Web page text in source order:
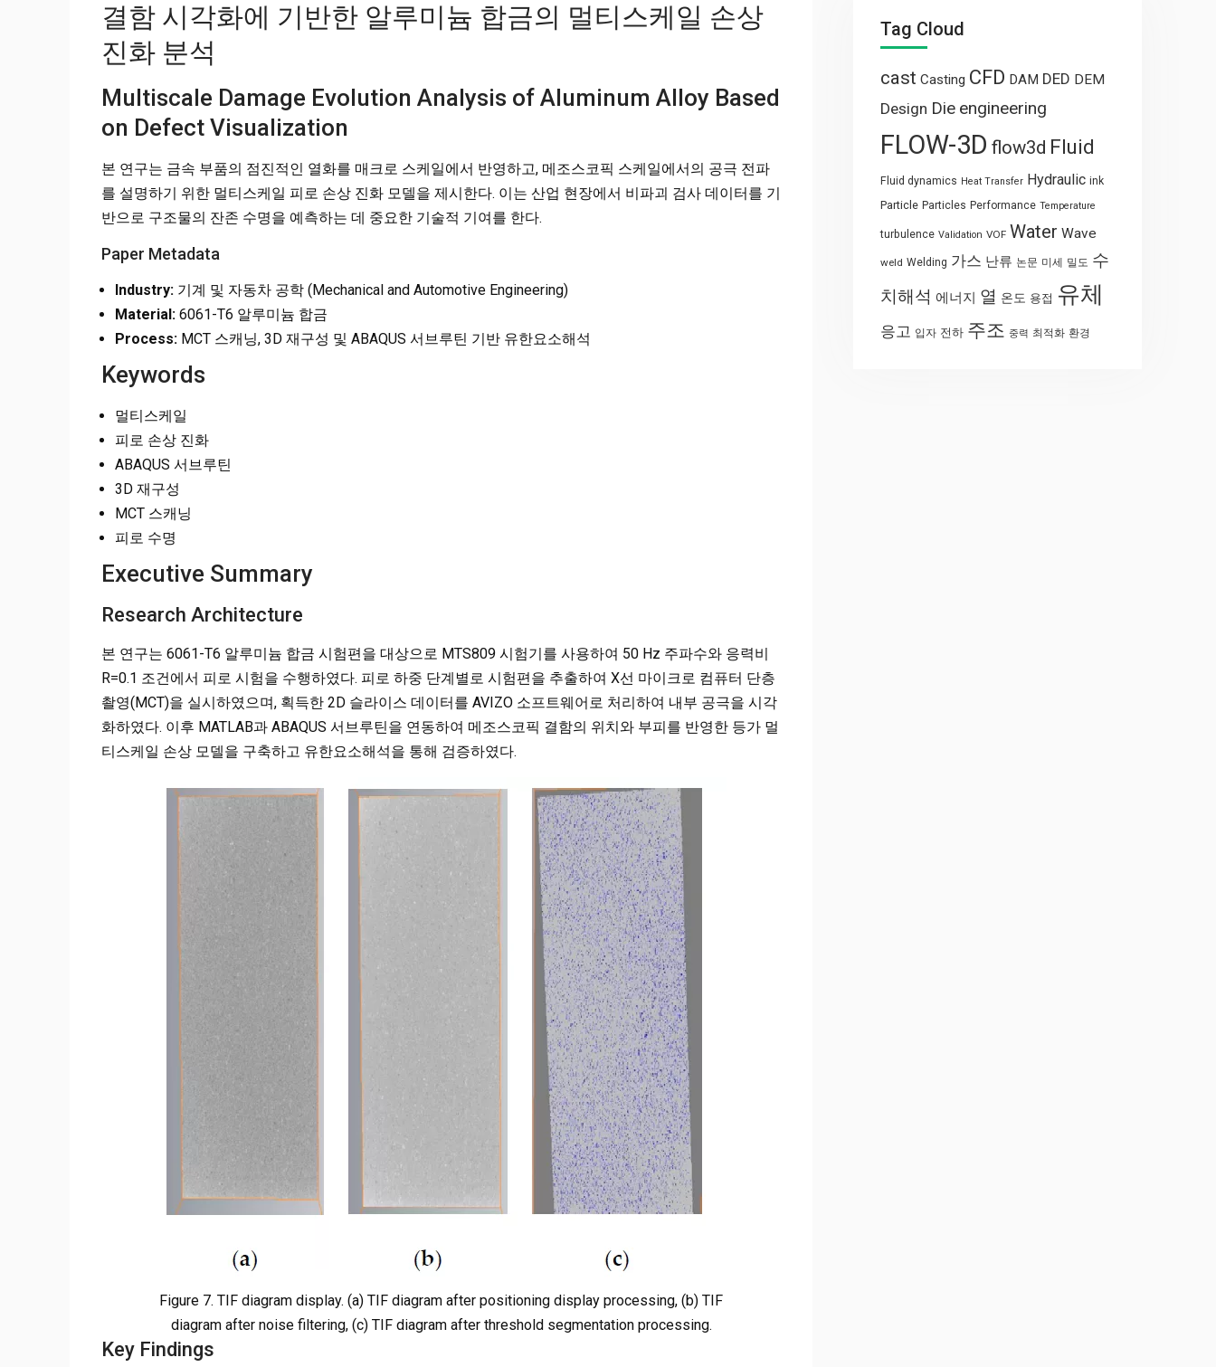
결함 시각화에 기반한 알루미늄 합금의 멀티스케일 손상
진화 분석
Multiscale Damage Evolution Analysis of Aluminum Alloy Based
on Defect Visualization
본 연구는 금속 부품의 점진적인 열화를 매크로 스케일에서 반영하고, 메조스코픽 스케일에서의 공극 전파
를 설명하기 위한 멀티스케일 피로 손상 진화 모델을 제시한다. 이는 산업 현장에서 비파괴 검사 데이터를 기
반으로 구조물의 잔존 수명을 예측하는 데 중요한 기술적 기여를 한다.
Paper Metadata
Industry: 기계 및 자동차 공학 (Mechanical and Automotive Engineering)
Material: 6061-T6 알루미늄 합금
Process: MCT 스캐닝, 3D 재구성 및 ABAQUS 서브루틴 기반 유한요소해석
Keywords
멀티스케일
피로 손상 진화
ABAQUS 서브루틴
3D 재구성
MCT 스캐닝
피로 수명
Executive Summary
Research Architecture
본 연구는 6061-T6 알루미늄 합금 시험편을 대상으로 MTS809 시험기를 사용하여 50 Hz 주파수와 응력비
R=0.1 조건에서 피로 시험을 수행하였다. 피로 하중 단계별로 시험편을 추출하여 X선 마이크로 컴퓨터 단층
촬영(MCT)을 실시하였으며, 획득한 2D 슬라이스 데이터를 AVIZO 소프트웨어로 처리하여 내부 공극을 시각
화하였다. 이후 MATLAB과 ABAQUS 서브루틴을 연동하여 메조스코픽 결함의 위치와 부피를 반영한 등가 멀
티스케일 손상 모델을 구축하고 유한요소해석을 통해 검증하였다.
Figure 7. TIF diagram display. (a) TIF diagram after positioning display processing, (b) TIF
diagram after noise filtering, (c) TIF diagram after threshold segmentation processing.
Key Findings
Tag Cloud
cast Casting CFD DAM DED DEM
Design Die engineering
FLOW-3D flow3d Fluid
Fluid dynamics Heat Transfer Hydraulic ink
Particle Particles Performance Temperature
turbulence Validation VOF Water Wave
weld Welding 가스 난류 논문 미세 밀도 수
치해석 에너지 열 온도 용접 유체
응고 입자 전하 주조 중력 최적화 환경